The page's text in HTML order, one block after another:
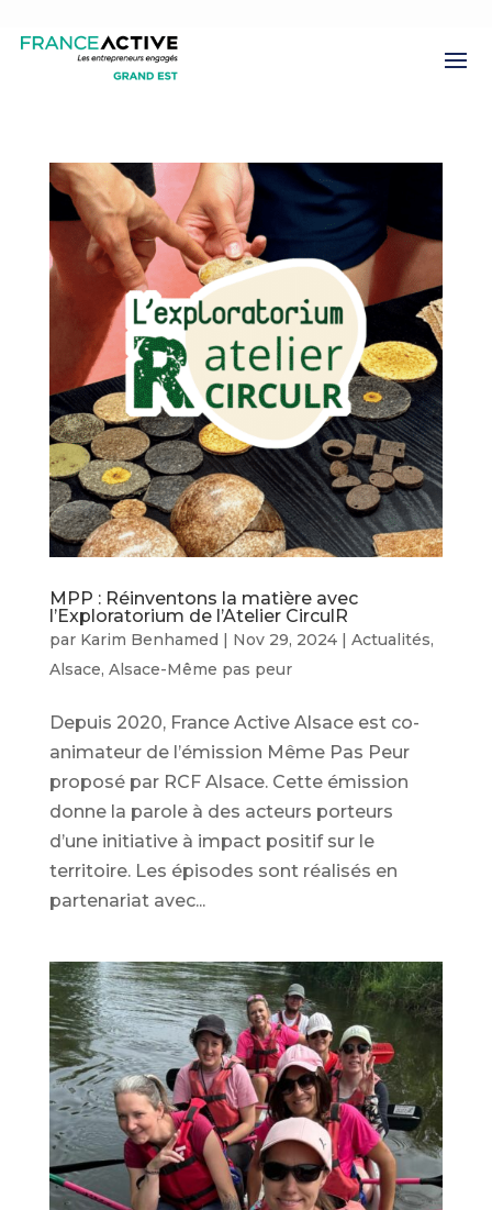
MPP : Réinventons la matière avec
l’Exploratorium de l’Atelier CirculR
par Karim Benhamed | Nov 29, 2024| Actualités,
Alsace, Alsace-Même pas peur
Depuis 2020, France Active Alsace est co-
animateur de l’émission Même Pas Peur
proposé par RCF Alsace. Cette émission
donne la parole à des acteurs porteurs
d’une initiative à impact positif sur le
territoire. Les épisodes sont réalisés en
partenariat avec...